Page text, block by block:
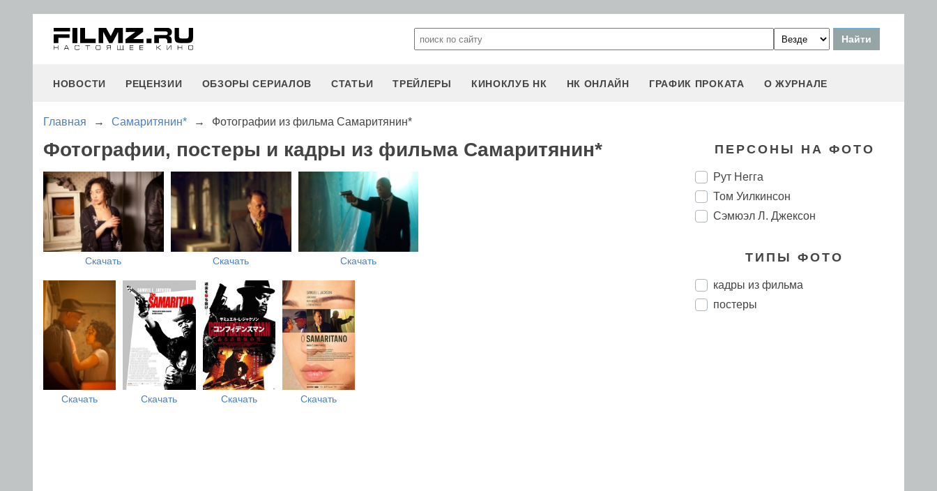
НОВОСТИ РЕЦЕНЗИИ ОБЗОРЫ СЕРИАЛОВ СТАТЬИ ТРЕЙЛЕРЫ КИНОКЛУБ НК НК ОНЛАЙН ГРАФИК ПРОКАТА О ЖУРНАЛЕ
Главная → Самаритянин* → Фотографии из фильма Самаритянин*
Фотографии, постеры и кадры из фильма Самаритянин*
Скачать Скачать Скачать
Скачать Скачать Скачать Скачать
ПЕРСОНЫ НА ФОТО
Рут Негга
Том Уилкинсон
Сэмюэл Л. Джексон
ТИПЫ ФОТО
кадры из фильма
постеры